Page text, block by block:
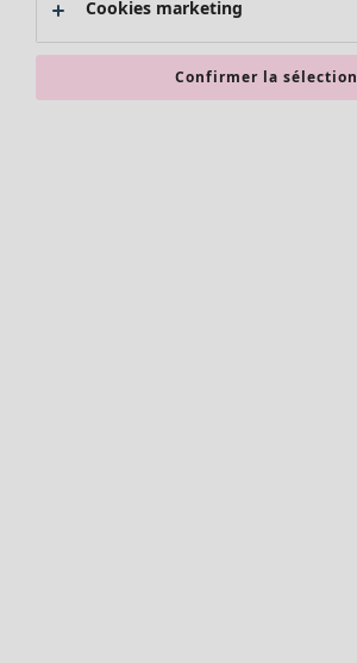
Nouvel arrivage
Bonnes affaires en soldes - jusqu'à -70
Cookies marketing
Confirmer la sélection